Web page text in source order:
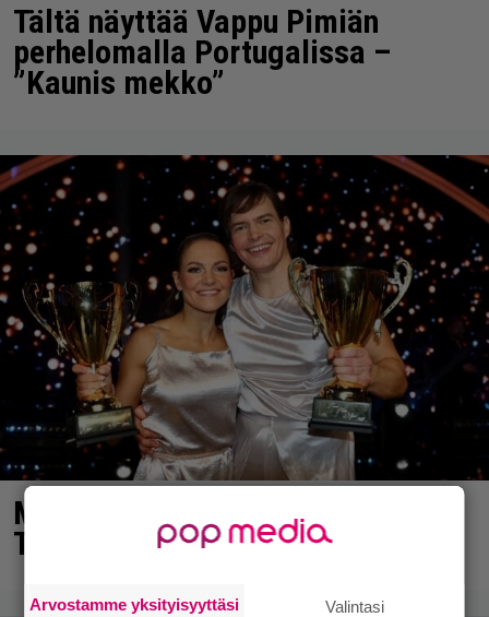
Tältä näyttää Vappu Pimiän
perhelomalla Portugalissa –
”Kaunis mekko”
MTV: He ovat uudet Tanssii
Tähtien Kanssa -kilpailijat!
Arvostamme yksityisyyttäsi Valintasi